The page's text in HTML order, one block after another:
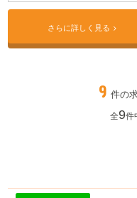
さらに詳しく見る
9 件の
全9件